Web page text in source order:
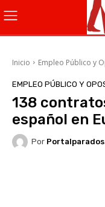
Inicio Empleo Público y
EMPLEO PÚBLICO Y
138
español en
Por